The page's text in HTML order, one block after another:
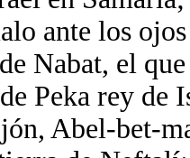
ante los
Nabat, el
Peka rey
Abel-bet-